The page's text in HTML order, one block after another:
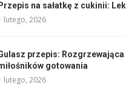
Przepis na sałatkę z cukinii:
lutego, 2026
przepis:
gotowania
lutego, 2026